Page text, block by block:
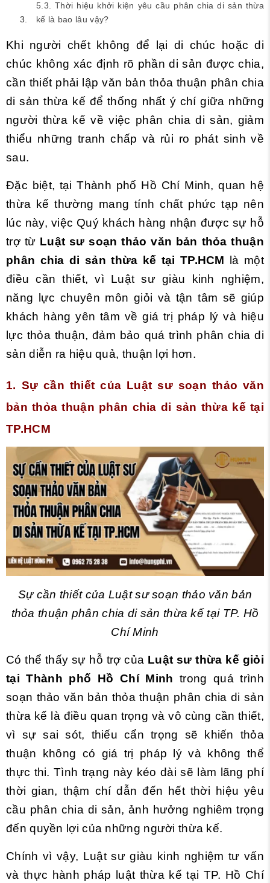
5.3. Thời hiệu khởi kiện yêu cầu phân chia di sản thừa
kế là bao lâu vậy?
Khi người chết không để lại di chúc hoặc di
chúc không xác định rõ phần di sản được chia,
cần thiết phải lập văn bản thỏa thuận phân chia
di sản thừa kế để thống nhất ý chí giữa những
người thừa kế về việc phân chia di sản, giảm
thiểu những tranh chấp và rủi ro phát sinh về
sau.
Đặc biệt, tại Thành phố Hồ Chí Minh, quan hệ
thừa kế thường mang tính chất phức tạp nên
lúc này, việc Quý khách hàng nhận được sự hỗ
trợ từ Luật sư soạn thảo văn bản thỏa thuận
phân chia di sản thừa kế tại TP.HCM
là một
điều cần thiết, vì Luật sư giàu kinh nghiệm,
năng lực chuyên môn giỏi và tận tâm sẽ giúp
khách hàng yên tâm về giá trị pháp lý và hiệu
lực thỏa thuận, đảm bảo quá trình phân chia di
sản diễn ra hiệu quả, thuận lợi hơn.
1. Sự cần thiết của Luật sư soạn thảo văn
bản thỏa thuận phân chia di sản thừa kế tại
TP.HCM
Sự cần thiết của Luật sư soạn thảo văn bản
thỏa thuận phân chia di sản thừa kế tại TP. Hồ
Chí Minh
Có thể thấy sự hỗ trợ của Luật sư thừa kế giỏi
tại Thành phố Hồ Chí Minh trong quá trình
soạn thảo văn bản thỏa thuận phân chia di sản
thừa kế là điều quan trọng và vô cùng cần thiết,
vì sự sai sót, thiếu cẩn trọng sẽ khiến thỏa
thuận không có giá trị pháp lý và không thể
thực thi. Tình trạng này kéo dài sẽ làm lãng phí
thời gian, thậm chí dẫn đến hết thời hiệu yêu
cầu phân chia di sản, ảnh hưởng nghiêm trọng
đến quyền lợi của những người thừa kế.
Chính vì vậy, Luật sư giàu kinh nghiệm tư vấn
và thực hành pháp luật thừa kế tại TP. Hồ Chí